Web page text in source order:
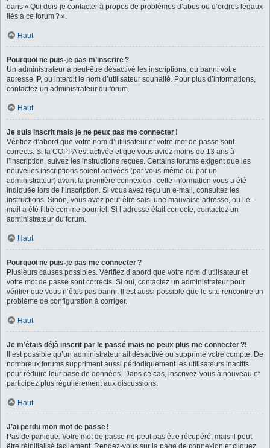
dans « Qui dois-je contacter à propos de problèmes d’abus ou d’ordres légaux
liés à ce forum ? ».
Haut
Pourquoi ne puis-je pas m’inscrire ?
Un administrateur a peut-être désactivé les inscriptions, ou banni votre
adresse IP, ou interdit le nom d’utilisateur souhaité. Pour plus d’informations,
contactez un administrateur du forum.
Haut
Je suis inscrit mais je ne peux pas me connecter !
Vérifiez d’abord que votre nom d’utilisateur et votre mot de passe sont
corrects. Si la COPPA est activée et que vous aviez moins de 13 ans à
l’inscription, suivez les instructions reçues. Certains forums exigent que les
nouvelles inscriptions soient activées (par vous-même ou par un
administrateur) avant la première connexion : cette information vous a été
indiquée lors de l’inscription. Si vous avez reçu un e-mail, consultez les
instructions. Sinon, vous avez peut-être saisi une mauvaise adresse, ou l’e-
mail a été filtré comme pourriel. Si l’adresse était correcte, contactez un
administrateur du forum.
Haut
Pourquoi ne puis-je pas me connecter ?
Plusieurs causes possibles. Vérifiez d’abord que votre nom d’utilisateur et
votre mot de passe sont corrects. Si oui, contactez un administrateur pour
vérifier que vous n’êtes pas banni. Il est aussi possible que le site rencontre un
problème de configuration à corriger.
Haut
Je m’étais déjà inscrit par le passé mais ne peux plus me connecter ?!
Il est possible qu’un administrateur ait désactivé ou supprimé votre compte. De
nombreux forums suppriment aussi périodiquement les utilisateurs inactifs
pour réduire leur base de données. Dans ce cas, inscrivez-vous à nouveau et
participez plus régulièrement aux discussions.
Haut
J’ai perdu mon mot de passe !
Pas de panique. Votre mot de passe ne peut pas être récupéré, mais il peut
être réinitialisé facilement. Rendez-vous sur la page de connexion et cliquez